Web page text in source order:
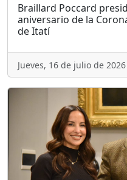
Braillard Poccard
aniversario de la
de Itatí
Jueves, 16 de julio de 2026